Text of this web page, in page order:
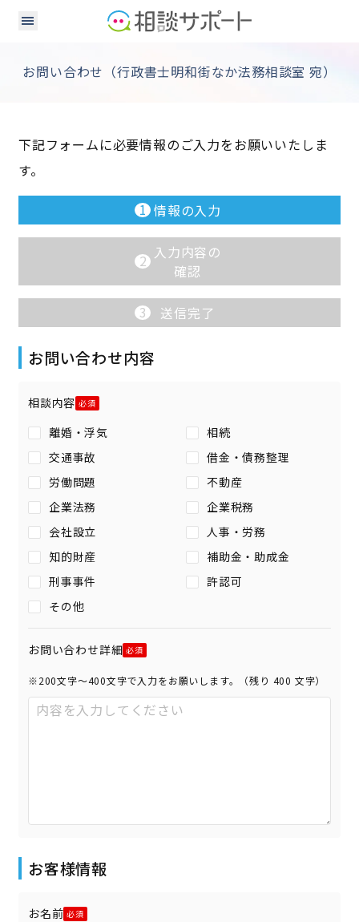
お問い合わせ（行政書士明和街なか法務相談室 宛）
下記フォームに必要情報のご入力をお願いいたしま
す。
1 情報の入力
2 入力内容の
確認
3 送信完了
お問い合わせ内容
相談内容
離婚・浮気
相続
交通事故
借金・債務整理
労働問題
不動産
企業法務
企業税務
会社設立
人事・労務
知的財産
補助金・助成金
刑事事件
許認可
その他
お問い合わせ詳細
※200文字〜400文字で入力をお願いします。（残り 400 文字）
お客様情報
お名前